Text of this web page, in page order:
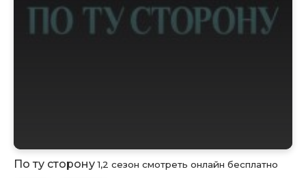
По ту сторону1,2 сезон смотреть онлайн бесплатно